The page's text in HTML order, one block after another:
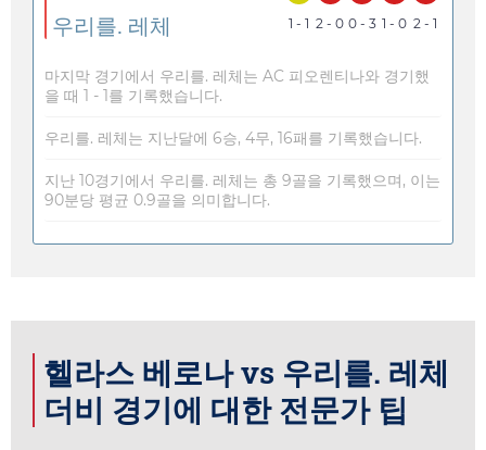
우리를. 레체 1 - 1 2 - 0 0 - 3 1 - 0 2 - 1
마지막 경기에서 우리를. 레체는 AC 피오렌티나와 경기했
을 때 1 - 1를 기록했습니다.
우리를. 레체는 지난달에 6승, 4무, 16패를 기록했습니다.
지난 10경기에서 우리를. 레체는 총 9골을 기록했으며, 이는
90분당 평균 0.9골을 의미합니다.
헬라스 베로나 vs 우리를. 레체
더비 경기에 대한 전문가 팁